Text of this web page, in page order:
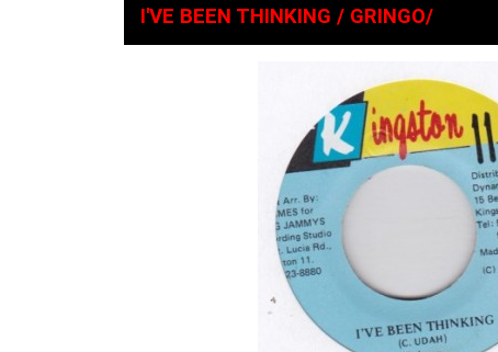
I'VE BEEN THINKING / GRINGO/